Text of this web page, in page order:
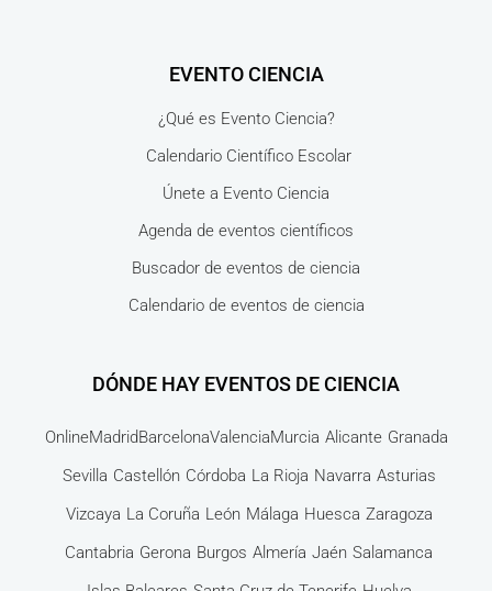
EVENTO CIENCIA
¿Qué es Evento Ciencia?
Calendario Científico Escolar
Únete a Evento Ciencia
Agenda de eventos científicos
Buscador de eventos de ciencia
Calendario de eventos de ciencia
DÓNDE HAY EVENTOS DE CIENCIA
OnlineMadridBarcelonaValenciaMurcia Alicante Granada
Sevilla Castellón Córdoba La Rioja Navarra Asturias
Vizcaya La Coruña León Málaga Huesca Zaragoza
Cantabria Gerona Burgos Almería Jaén Salamanca